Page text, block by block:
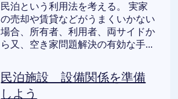
民泊という利用法を考える。 実家
の売却や賃貸などがうまくいかない
場合、所有者、利用者、両サイドか
ら又、空き家問題解決の有効な手...
民泊施設 設備関係を準備
しよう